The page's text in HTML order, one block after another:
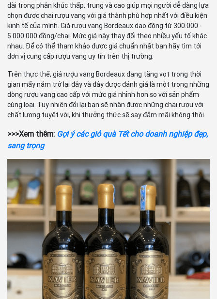
dài trong phân khúc thấp, trung và cao giúp mọi người dễ dàng lựa
chọn được chai rượu vang với giá thành phù hợp nhất với điều kiện
kinh tế của mình. Giá rượu vang Bordeaux dao động từ 300.000 -
5.000.000 đồng/chai. Mức giá này thay đổi theo nhiều yếu tố khác
nhau. Để có thể tham khảo được giá chuẩn nhất bạn hãy tìm tới
đơn vị cung cấp rượu vang uy tín trên thị trường.
Trên thực thế, giá rượu vang Bordeaux đang tăng vọt trong thời
gian mấy năm trở lại đây và đây được đánh giá là một trong những
dòng rượu vang cao cấp với mức giá nhỉnh hơn so với sản phẩm
cùng loại. Tuy nhiên đổi lại bạn sẽ nhân được những chai rượu với
chất lượng tuyệt vời, khi thưởng thức sẽ say đắm mãi không thôi.
>>>Xem thêm: Gợi ý các giỏ quà Tết cho doanh nghiệp đẹp,
sang trọng